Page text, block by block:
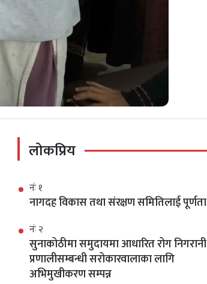
लोकप्रिय
नंः १
नागदह विकास तथा संरक्षण समितिलाई पूर्णता
नंः २
सुनाकोठीमा समुदायमा आधारित रोग निगरानी
प्रणालीसम्बन्धी सरोकारवालाका लागि
अभिमुखीकरण सम्पन्न